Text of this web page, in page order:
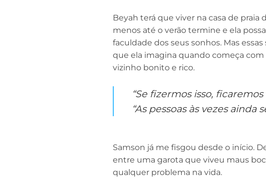
Beyah terá que viver na casa de praia
menos até o verão termine e ela
faculdade dos seus sonhos. Mas
que ela imagina quando começa
vizinho bonito e rico.
“Se fizermos isso, ficaremos
“As pessoas às vezes ainda
Samson já me fisgou desde o início.
entre uma garota que viveu maus
qualquer problema na vida.